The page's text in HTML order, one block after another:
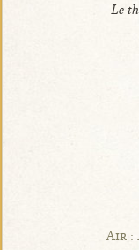
Le
Air :